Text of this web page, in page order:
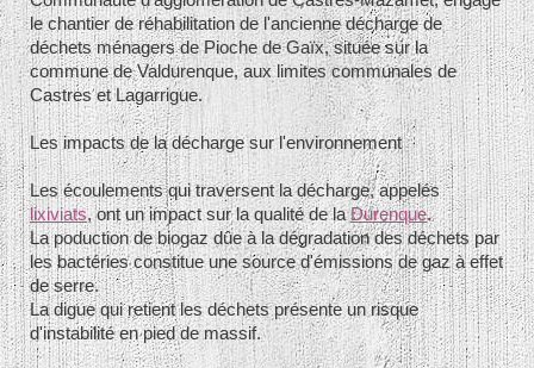
le chantier de réhabilitation de l'ancienne décharge de
déchets ménagers de Pioche de Gaïx, située sur la
commune de Valdurenque, aux limites communales de
Castres et Lagarrigue.
Les impacts de la décharge sur l'environnement
Les écoulements qui traversent la décharge, appelés
lixiviats, ont un impact sur la qualité de laDurenque.
La poduction de biogaz dûe à la dégradation des déchets par
les bactéries constitue une source d'émissions de gaz à effet
de serre.
La digue qui retient les déchets présente un risque
d'instabilité en pied de massif.